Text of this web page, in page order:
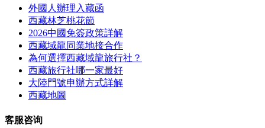
外國人辦理入藏函
西藏林芝桃花節
2026中國免簽政策詳解
西藏域龍同業地接合作
為何選擇西藏域龍旅行社？
西藏旅行社哪一家最好
大陸門號申辦方式詳解
西藏地圖
客服咨询